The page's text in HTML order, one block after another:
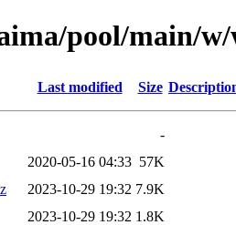
pool/main/
Last modified Size
-
2020-05-16 04:33 57K
2023-10-29 19:32 7.9K
2023-10-29 19:32 1.8K